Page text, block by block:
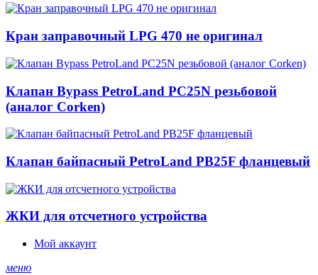
Кран заправочный LPG 470 не оригинал
Клапан Bypass PetroLand PС25N резьбовой
(аналог Corken)
Клапан байпасный PetroLand PB25F фланцевый
ЖКИ для отсчетного устройства
Мой аккаунт
меню